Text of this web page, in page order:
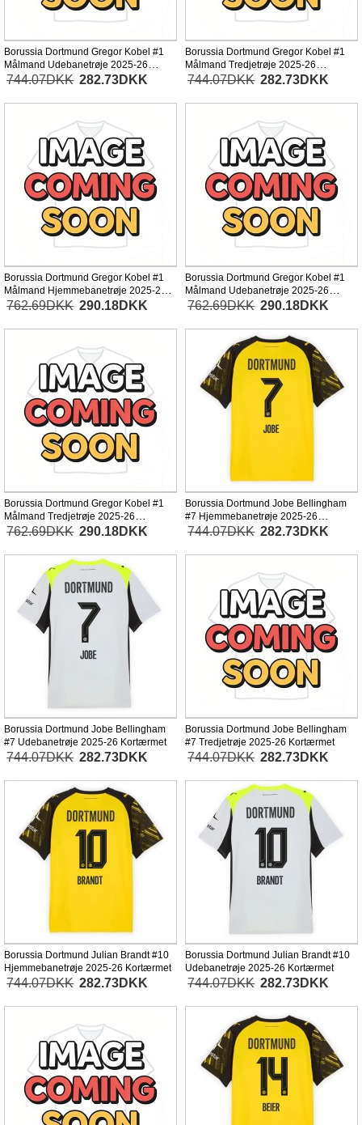
Borussia Dortmund Gregor Kobel #1
Målmand Udebanetrøje 2025-26
Kortærmet
744.07DKK 282.73DKK
Borussia Dortmund Gregor Kobel #1
Målmand Tredjetrøje 2025-26
Kortærmet
744.07DKK 282.73DKK
Borussia Dortmund Gregor Kobel #1
Målmand Hjemmebanetrøje 2025-26
Langærmet
762.69DKK 290.18DKK
Borussia Dortmund Gregor Kobel #1
Målmand Udebanetrøje 2025-26
Langærmet
762.69DKK 290.18DKK
Borussia Dortmund Gregor Kobel #1
Målmand Tredjetrøje 2025-26
Langærmet
762.69DKK 290.18DKK
Borussia Dortmund Jobe Bellingham
#7 Hjemmebanetrøje 2025-26
Kortærmet
744.07DKK 282.73DKK
Borussia Dortmund Jobe Bellingham
#7 Udebanetrøje 2025-26 Kortærmet
744.07DKK 282.73DKK
Borussia Dortmund Jobe Bellingham
#7 Tredjetrøje 2025-26 Kortærmet
744.07DKK 282.73DKK
Borussia Dortmund Julian Brandt #10
Hjemmebanetrøje 2025-26 Kortærmet
744.07DKK 282.73DKK
Borussia Dortmund Julian Brandt #10
Udebanetrøje 2025-26 Kortærmet
744.07DKK 282.73DKK